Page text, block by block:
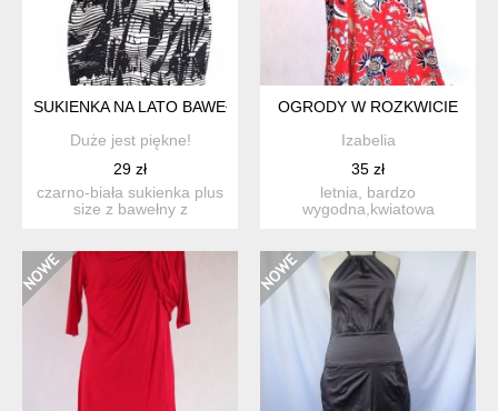
SUKIENKA NA LATO BAWEŁNIANA PLUS SIZE 48 DUŻY
Duże jest piękne!
29 zł
czarno-biała sukienka plus
size z bawełny z
OGRODY W ROZKWICIE
Izabelia
35 zł
letnia, bardzo
wygodna,kwiatowa